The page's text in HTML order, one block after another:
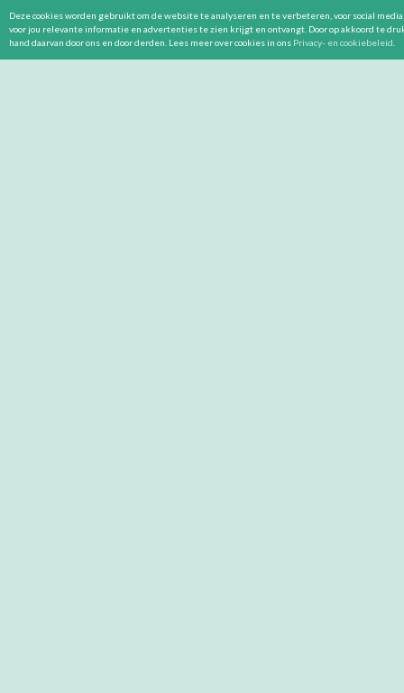
Deze cookies worden gebruikt om de website te analyseren en te verbeteren, voor social
voor jou relevante informatie en advertenties te zien krijgt en ontvangt. Door op akkoord te
hand daarvan door ons en door derden. Lees meer over cookies in ons Privacy- en cookiebeleid